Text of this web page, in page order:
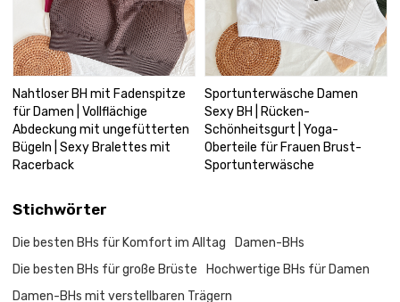
Nahtloser BH mit Fadenspitze
für Damen | Vollflächige
Abdeckung mit ungefütterten
Bügeln | Sexy Bralettes mit
Racerback
Sportunterwäsche Damen
Sexy BH | Rücken-
Schönheitsgurt | Yoga-
Oberteile für Frauen Brust-
Sportunterwäsche
Stichwörter
Die besten BHs für Komfort im Alltag
Damen-BHs
Die besten BHs für große Brüste
Hochwertige BHs für Damen
Damen-BHs mit verstellbaren Trägern